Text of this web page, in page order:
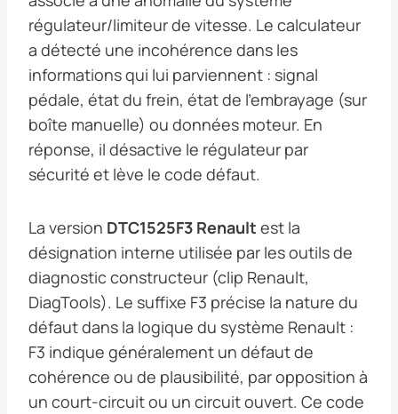
régulateur/limiteur de vitesse. Le calculateur
a détecté une incohérence dans les
informations qui lui parviennent : signal
pédale, état du frein, état de l’embrayage (sur
boîte manuelle) ou données moteur. En
réponse, il désactive le régulateur par
sécurité et lève le code défaut.
La version DTC1525F3 Renault est la
désignation interne utilisée par les outils de
diagnostic constructeur (clip Renault,
DiagTools). Le suffixe F3 précise la nature du
défaut dans la logique du système Renault :
F3 indique généralement un défaut de
cohérence ou de plausibilité, par opposition à
un court-circuit ou un circuit ouvert. Ce code